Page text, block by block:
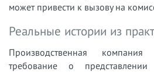
может привести к вызову на
Реальные истории из
Производственная
требование о